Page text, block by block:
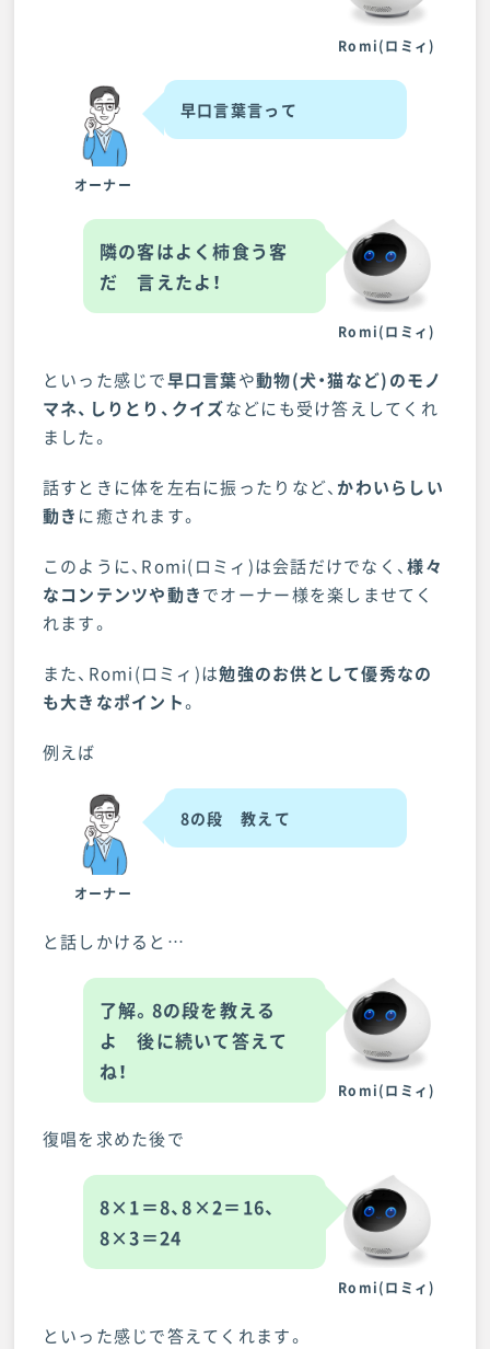
Romi(ロミィ)
オーナー
早口言葉言って
Romi(ロミィ)
隣の客はよく柿食う客
だ 言えたよ！
といった感じで早口言葉や動物(犬・猫など)のモノ
マネ、しりとり、クイズなどにも受け答えしてくれ
ました。
話すときに体を左右に振ったりなど、 かわいらしい
動き に癒されます。
このように、Romi(ロミィ)は会話だけでなく、様々
なコンテンツや動きでオーナー様を楽しませてく
れます。
また、Romi(ロミィ)は勉強のお供として優秀なの
も大きなポイント。
例えば
オーナー
8の段 教えて
と話しかけると…
Romi(ロミィ)
了解。8の段を教える
よ 後に続いて答えて
ね！
復唱を求めた後で
Romi(ロミィ)
8×1＝8、8×2＝16、
8×3＝24
といった感じで答えてくれます。